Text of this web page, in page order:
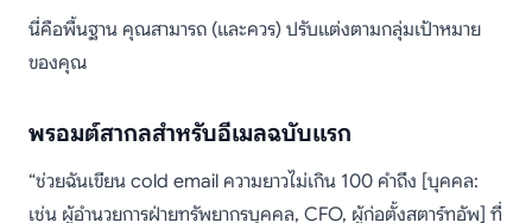
นี่คือพื้นฐาน คุณสามารถ (และควร) ปรับแต่งตามกลุ่มเป้าหมาย
ของคุณ
พรอมต์สากลสำหรับอีเมลฉบับแรก
“ช่วยฉันเขียน cold email ความยาวไม่เกิน 100 คำถึง [บุคคล:
เช่น ผู้อำนวยการฝ่ายทรัพยากรบุคคล, CFO, ผู้ก่อตั้งสตาร์ทอัพ] ที่